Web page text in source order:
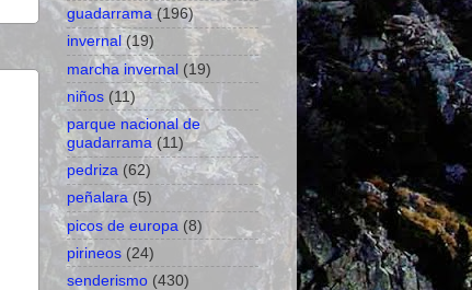
guadarrama (196)
invernal (19)
marcha invernal (19)
niños (11)
parque nacional de
guadarrama (11)
pedriza (62)
peñalara (5)
picos de europa (8)
pirineos (24)
senderismo (430)